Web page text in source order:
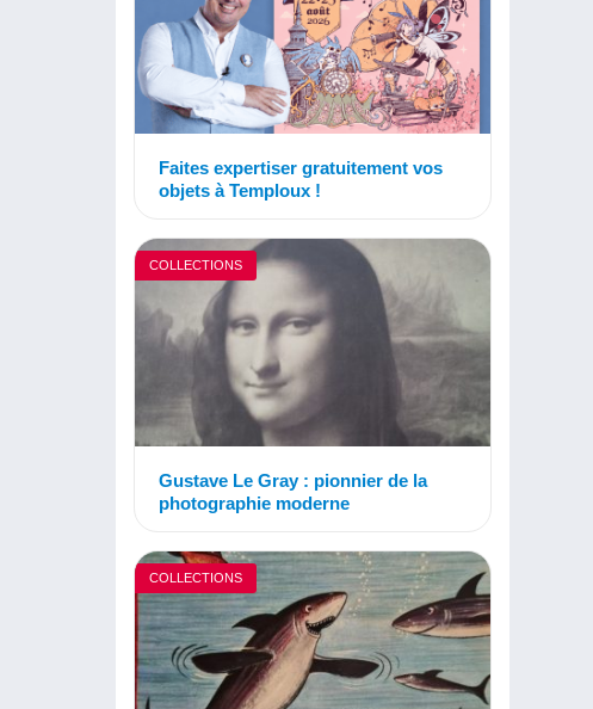
Faites expertiser gratuitement vos
objets à Temploux !
COLLECTIONS
Gustave Le Gray : pionnier de la
photographie moderne
COLLECTIONS